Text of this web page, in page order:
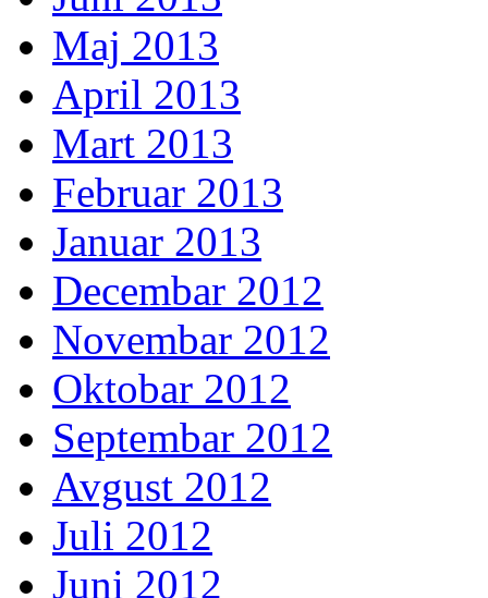
Maj 2013
April 2013
Mart 2013
Februar 2013
Januar 2013
Decembar 2012
Novembar 2012
Oktobar 2012
Septembar 2012
Avgust 2012
Juli 2012
Juni 2012